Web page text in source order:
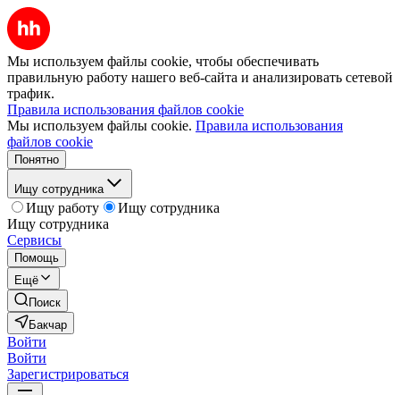
Мы используем файлы cookie, чтобы обеспечивать
правильную работу нашего веб-сайта и анализировать сетевой
трафик.
Правила использования файлов cookie
Мы используем файлы cookie. Правила использования
файлов cookie
Понятно
Ищу сотрудника
Ищу работу
Ищу сотрудника
Ищу сотрудника
Сервисы
Помощь
Ещё
Поиск
Бакчар
Войти
Войти
Зарегистрироваться